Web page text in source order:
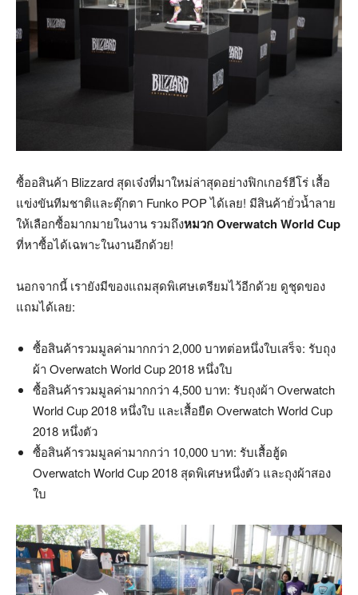
ซื้ออสินค้า Blizzard สุดเจ๋งที่มาใหม่ล่าสุดอย่างฟิกเกอร์ฮีโร่ เสื้อ
แข่งขันทีมชาติและตุ๊กตา Funko POP ได้เลย! มีสินค้ายั่วน้ำลาย
ให้เลือกซื้อมากมายในงาน รวมถึงหมวก Overwatch World Cup
ที่หาซื้อได้เฉพาะในงานอีกด้วย!
นอกจากนี้ เรายังมีของแถมสุดพิเศษเตรียมไว้อีกด้วย ดูชุดของ
แถมได้เลย:
ซื้อสินค้ารวมมูลค่ามากกว่า 2,000 บาทต่อหนึ่งใบเสร็จ: รับถุง
ผ้า Overwatch World Cup 2018 หนึ่งใบ
ซื้อสินค้ารวมมูลค่ามากกว่า 4,500 บาท: รับถุงผ้า Overwatch
World Cup 2018 หนึ่งใบ และเสื้อยืด Overwatch World Cup
2018 หนึ่งตัว
ซื้อสินค้ารวมมูลค่ามากกว่า 10,000 บาท: รับเสื้อฮู้ด
Overwatch World Cup 2018 สุดพิเศษหนึ่งตัว และถุงผ้าสอง
ใบ